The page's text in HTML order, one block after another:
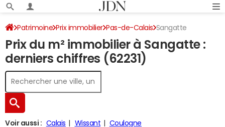
Patrimoine Prix immobilier Pas-de-Calais Sangatte
Prix du m² immobilier à Sangatte :
derniers chiffres (62231)
Voir aussi : Calais Wissant Coulogne